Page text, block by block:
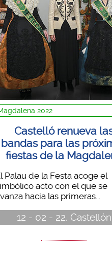
2022
Castelló renueva
bandas para las
fiestas de la
Palau de la Festa acoge el
acto con el que se
hacia las primeras...
12 - 02 - 22, Castellón